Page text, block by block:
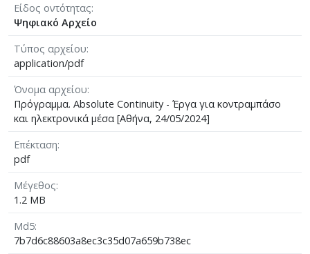
Είδος οντότητας
Ψηφιακό Αρχείο
Τύπος αρχείου
application/pdf
Όνομα αρχείου
Πρόγραμμα. Absolute Continuity - Έργα για κοντραμπάσο
και ηλεκτρονικά μέσα [Αθήνα, 24/05/2024]
Επέκταση
pdf
Μέγεθος
1.2 MB
Md5
7b7d6c88603a8ec3c35d07a659b738ec